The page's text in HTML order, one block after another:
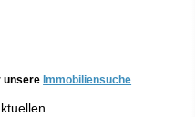
unsereImmobiliensuche